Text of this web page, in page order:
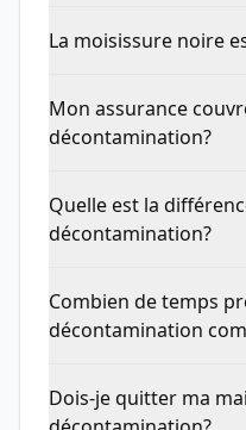
La moisissure noire
Mon assurance
décontamination?
Quelle est la
décontamination?
Combien de temps
décontamination
Dois-je quitter ma